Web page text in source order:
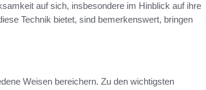
auf sich, insbesondere im Hinblick auf ihre
Technik bietet, sind bemerkenswert, bringen
Weisen bereichern. Zu den wichtigsten